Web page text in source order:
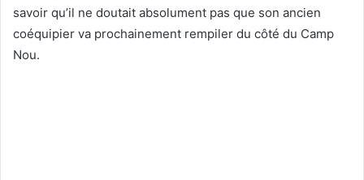
savoir qu’il ne doutait absolument pas que son ancien
coéquipier va prochainement rempiler du côté du Camp
Nou.